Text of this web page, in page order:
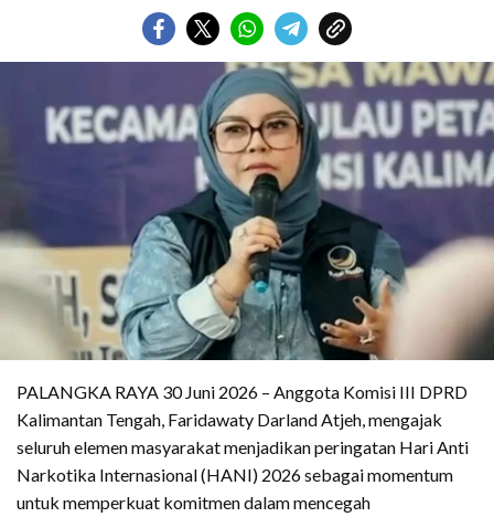
PALANGKA RAYA 30 Juni 2026 – Anggota Komisi III DPRD
Kalimantan Tengah, Faridawaty Darland Atjeh, mengajak
seluruh elemen masyarakat menjadikan peringatan Hari Anti
Narkotika Internasional (HANI) 2026 sebagai momentum
untuk memperkuat komitmen dalam mencegah